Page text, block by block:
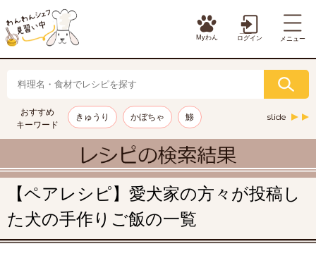
Myわん ログイン メニュー
おすすめ
キーワード
きゅうり かぼちゃ 鯵 slide
【ペアレシピ】愛犬家の方々が投稿し
た犬の手作りご飯の一覧